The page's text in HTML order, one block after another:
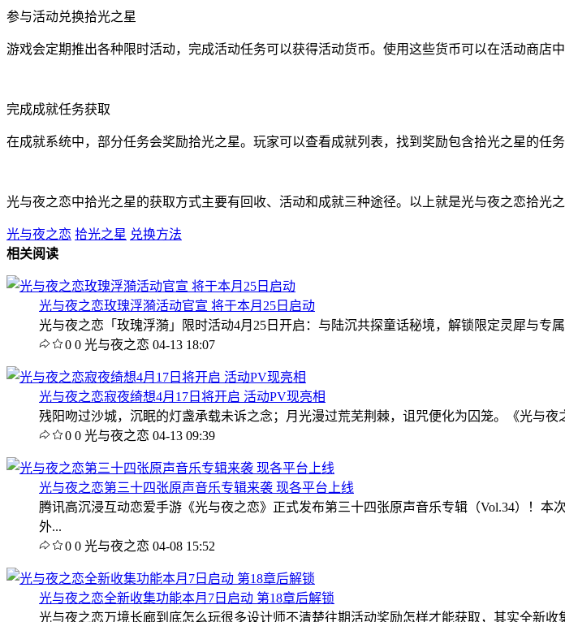
参与活动兑换拾光之星
游戏会定期推出各种限时活动，完成活动任务可以获得活动货币。使用这些货币可以在活动商店
完成成就任务获取
在成就系统中，部分任务会奖励拾光之星。玩家可以查看成就列表，找到奖励包含拾光之星的任
光与夜之恋中拾光之星的获取方式主要有回收、活动和成就三种途径。以上就是光与夜之恋拾光
光与夜之恋 拾光之星 兑换方法
相关阅读
光与夜之恋玫瑰浮漪活动官宣 将于本月25日启动
光与夜之恋「玫瑰浮漪」限时活动4月25日开启：与陆沉共探童话秘境，解锁限定灵犀与专
0 0 光与夜之恋 04-13 18:07
光与夜之恋寂夜绮想4月17日将开启 活动PV现亮相
残阳吻过沙城，沉眠的灯盏承载未诉之念；月光漫过荒芜荆棘，诅咒便化为囚笼。《光与
0 0 光与夜之恋 04-13 09:39
光与夜之恋第三十四张原声音乐专辑来袭 现各平台上线
腾讯高沉浸互动恋爱手游《光与夜之恋》正式发布第三十四张原声音乐专辑（Vol.34）！
外...
0 0 光与夜之恋 04-08 15:52
光与夜之恋全新收集功能本月7日启动 第18章后解锁
光与夜之恋万境长廊到底怎么玩很多设计师不清楚往期活动奖励怎样才能获取，其实全新